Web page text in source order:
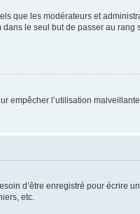
que les modérateurs et
le seul but de passer au
empêcher l’utilisation
d’être enregistré pour écrire
etc.